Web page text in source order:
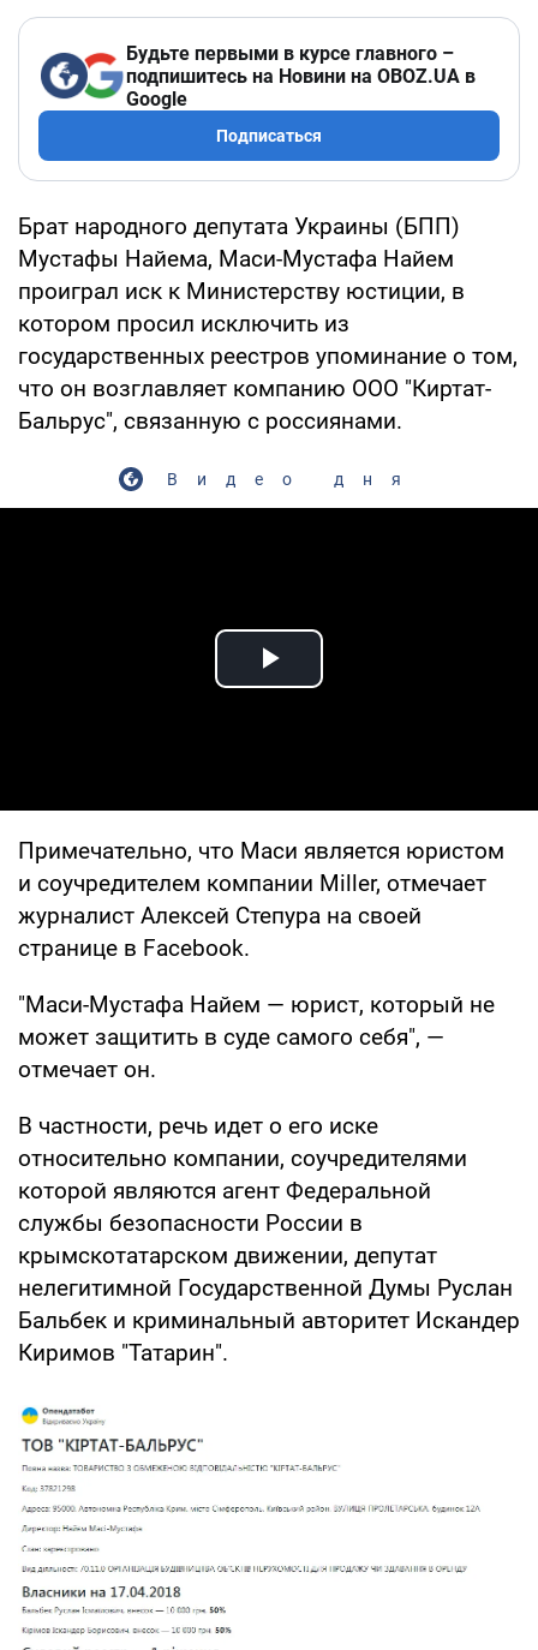
Будьте первыми в курсе главного –
подпишитесь на Новини на OBOZ.UA в
Google
Подписаться
Брат народного депутата Украины (БПП)
Мустафы Найема, Маси-Мустафа Найем
проиграл иск к Министерству юстиции, в
котором просил исключить из
государственных реестров упоминание о том,
что он возглавляет компанию ООО "Киртат-
Бальрус", связанную с россиянами.
Видео дня
Play Video
Примечательно, что Маси является юристом
и соучредителем компании Miller, отмечает
журналист Алексей Степура на своей
странице в Facebook.
"Маси-Мустафа Найем — юрист, который не
может защитить в суде самого себя", —
отмечает он.
В частности, речь идет о его иске
относительно компании, соучредителями
которой являются агент Федеральной
службы безопасности России в
крымскотатарском движении, депутат
нелегитимной Государственной Думы Руслан
Бальбек и криминальный авторитет Искандер
Киримов "Татарин".